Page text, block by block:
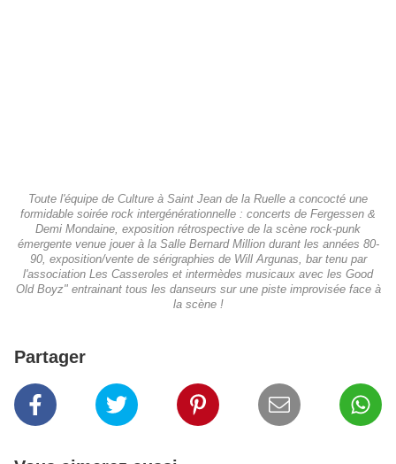
Toute l'équipe de Culture à Saint Jean de la Ruelle a concocté une
formidable soirée rock intergénérationnelle : concerts de Fergessen &
Demi Mondaine, exposition rétrospective de la scène rock-punk
émergente venue jouer à la Salle Bernard Million durant les années 80-
90, exposition/vente de sérigraphies de Will Argunas, bar tenu par
l'association Les Casseroles et intermèdes musicaux avec les Good
Old Boyz" entrainant tous les danseurs sur une piste improvisée face à
la scène !
Partager